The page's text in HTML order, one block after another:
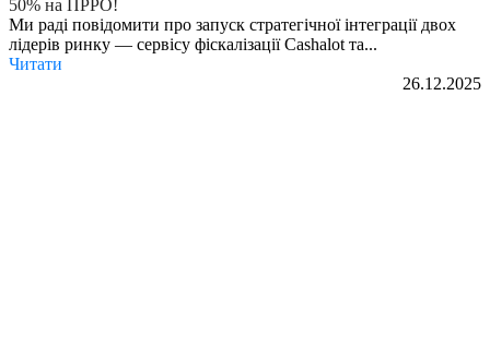
50% на ПРРО!
Ми раді повідомити про запуск стратегічної інтеграції двох
лідерів ринку — сервісу фіскалізації Cashalot та...
Читати
26.12.2025